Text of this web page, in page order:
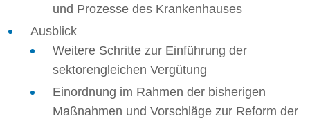
und Prozesse des Krankenhauses
Ausblick
Weitere Schritte zur Einführung der
sektorengleichen Vergütung
Einordnung im Rahmen der bisherigen
Maßnahmen und Vorschläge zur Reform der